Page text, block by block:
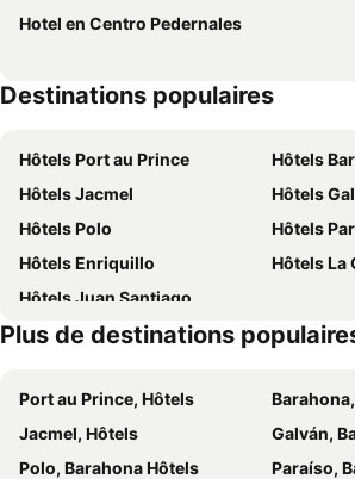
Hotel en Centro Pedernales
Destinations populaires
Hôtels Port au Prince
Hôtels
Hôtels Jacmel
Hôtels
Hôtels Polo
Hôtels
Hôtels Enriquillo
Hôtels La
Hôtels Juan Santiago
Plus de destinations
Port au Prince, Hôtels
Jacmel, Hôtels
Galván,
Polo, Barahona Hôtels
Paraíso,